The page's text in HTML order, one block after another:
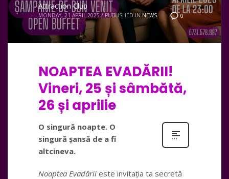
0
Attraction Club
MONDAY, 21 APRIL 2025 / PUBLISHED IN NEWS
NOAPTEA EVADĂRII!
Vineri, 25 și sâmbătă,
26 și aprilie
O singură noapte. O
singură șansă de a fi
altcineva.
Noaptea Evadării este invitația ta secretă